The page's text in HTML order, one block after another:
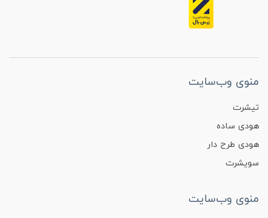
منوی وب‌سایت
تیشرت
هودی ساده
هودی طرح دار
سویشرت
منوی وب‌سایت